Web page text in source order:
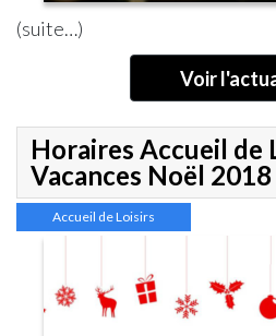
(suite…)
Voir
Horaires Accueil de
Vacances Noël 2018
Accueil de Loisirs